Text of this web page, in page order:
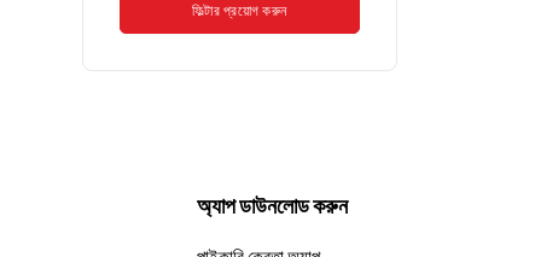
ফিল্টার প্রয়োগ করুন
অ্যাপ ডাউনলোড করুন